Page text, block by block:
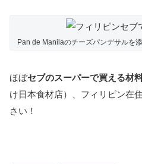
Pan de Manilaのチーズパンデサルを
ほぼセブのスーパーで買える材
け日本食材店）、フィリピン在
さい！